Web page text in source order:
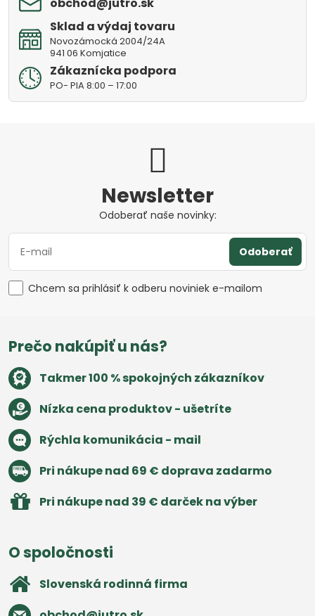
Sklad a výdaj tovaru
Novozámocká 2004/24A
941 06 Komjatice
Zákaznícka podpora
PO- PIA 8:00 – 17:00
Newsletter
Odoberať naše novinky:
Odoberať
Chcem sa prihlásiť k odberu noviniek e-mailom
Prečo nakúpiť u nás?
Takmer 100 % spokojných zákazníkov
Nízka cena produktov - ušetríte
Rýchla komunikácia - mail
Pri nákupe nad 69 € doprava zadarmo
Pri nákupe nad 39 € darček na výber
O spoločnosti
Slovenská rodinná firma